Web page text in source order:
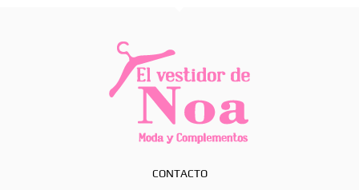
CONTACTO